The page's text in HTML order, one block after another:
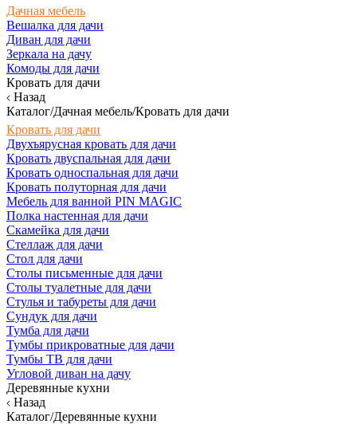
Дачная мебель
Вешалка для дачи
Диван для дачи
Зеркала на дачу
Комоды для дачи
Кровать для дачи
Назад
Каталог/Дачная мебель/Кровать для дачи
Кровать для дачи
Двухъярусная кровать для дачи
Кровать двуспальная для дачи
Кровать односпальная для дачи
Кровать полуторная для дачи
Мебель для ванной PIN MAGIC
Полка настенная для дачи
Скамейка для дачи
Стеллаж для дачи
Стол для дачи
Столы письменные для дачи
Столы туалетные для дачи
Стулья и табуреты для дачи
Сундук для дачи
Тумба для дачи
Тумбы прикроватные для дачи
Тумбы ТВ для дачи
Угловой диван на дачу
Деревянные кухни
Назад
Каталог/Деревянные кухни